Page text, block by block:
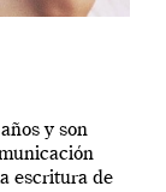
y son
escritura de